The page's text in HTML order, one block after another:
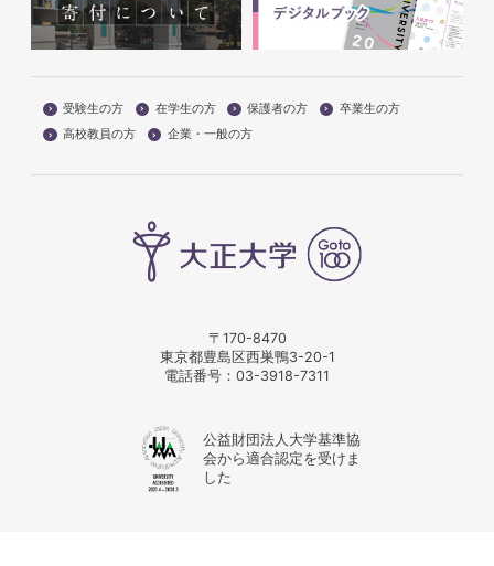
受験生の方 在学生の方 保護者の方
卒業生の方
高校教員の方
企業・一般の方
〒170-8470
東京都豊島区西巣鴨3-20-1
電話番号： 03-3918-7311
公益財団法人大学基準協
会から適合認定を受けま
した